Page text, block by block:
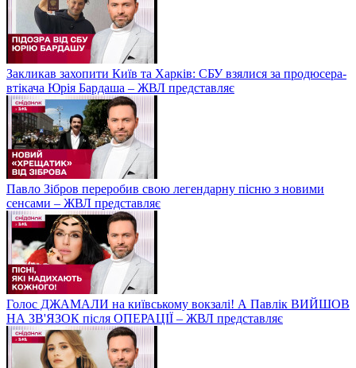
Закликав захопити Київ та Харків: СБУ взялися за продюсера-
втікача Юрія Бардаша – ЖВЛ представляє
Павло Зібров переробив свою легендарну пісню з новими
сенсами – ЖВЛ представляє
Голос ДЖАМАЛИ на київському вокзалі! А Павлік ВИЙШОВ
НА ЗВ'ЯЗОК після ОПЕРАЦІЇ – ЖВЛ представляє